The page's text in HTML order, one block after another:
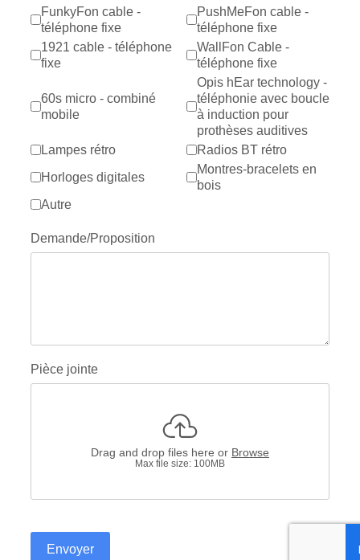
FunkyFon cable -
téléphone fixe
PushMeFon cable -
téléphone fixe
1921 cable - téléphone
fixe
WallFon Cable -
téléphone fixe
60s micro - combiné
mobile
Opis hEar technology -
téléphonie avec boucle
à induction pour
prothèses auditives
Lampes rétro
Radios BT rétro
Horloges digitales
Montres-bracelets en
bois
Autre
Demande/Proposition
Pièce jointe
Drag and drop files here or Browse
Max file size: 100MB
Envoyer